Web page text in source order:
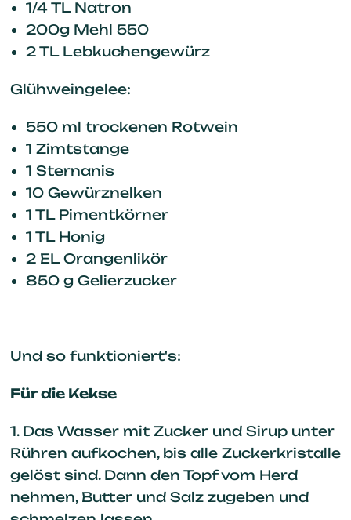
1/4 TL Natron
200g Mehl 550
2 TL Lebkuchengewürz
Glühweingelee:
550 ml trockenen Rotwein
1 Zimtstange
1 Sternanis
10 Gewürznelken
1 TL Pimentkörner
1 TL Honig
2 EL Orangenlikör
850 g Gelierzucker
Und so funktioniert's:
Für die Kekse
1. Das Wasser mit Zucker und Sirup unter
Rühren aufkochen, bis alle Zuckerkristalle
gelöst sind. Dann den Topf vom Herd
nehmen, Butter und Salz zugeben und